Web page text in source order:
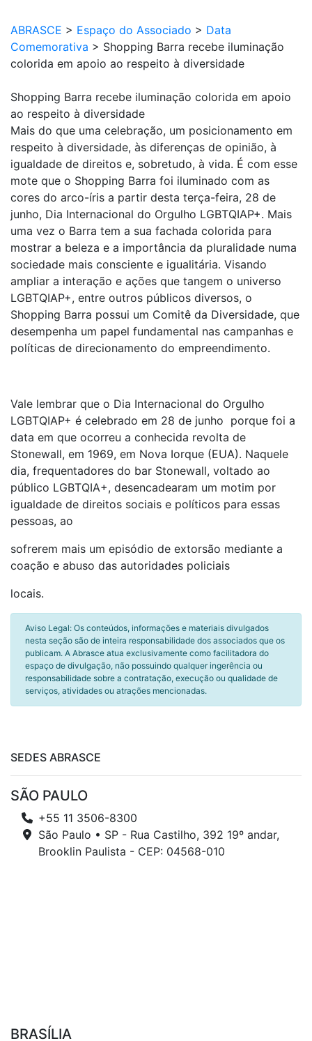
ABRASCE > Espaço do Associado > Data
Comemorativa > Shopping Barra recebe iluminação
colorida em apoio ao respeito à diversidade
Shopping Barra recebe iluminação colorida em apoio
ao respeito à diversidade
Mais do que uma celebração, um posicionamento em
respeito à diversidade, às diferenças de opinião, à
igualdade de direitos e, sobretudo, à vida. É com esse
mote que o Shopping Barra foi iluminado com as
cores do arco-íris a partir desta terça-feira, 28 de
junho, Dia Internacional do Orgulho LGBTQIAP+. Mais
uma vez o Barra tem a sua fachada colorida para
mostrar a beleza e a importância da pluralidade numa
sociedade mais consciente e igualitária. Visando
ampliar a interação e ações que tangem o universo
LGBTQIAP+, entre outros públicos diversos, o
Shopping Barra possui um Comitê da Diversidade, que
desempenha um papel fundamental nas campanhas e
políticas de direcionamento do empreendimento.
Vale lembrar que o Dia Internacional do Orgulho
LGBTQIAP+ é celebrado em 28 de junho porque foi a
data em que ocorreu a conhecida revolta de
Stonewall, em 1969, em Nova Iorque (EUA). Naquele
dia, frequentadores do bar Stonewall, voltado ao
público LGBTQIA+, desencadearam um motim por
igualdade de direitos sociais e políticos para essas
pessoas, ao
sofrerem mais um episódio de extorsão mediante a
coação e abuso das autoridades policiais
locais.
Aviso Legal: Os conteúdos, informações e materiais divulgados
nesta seção são de inteira responsabilidade dos associados que os
publicam. A Abrasce atua exclusivamente como facilitadora do
espaço de divulgação, não possuindo qualquer ingerência ou
responsabilidade sobre a contratação, execução ou qualidade de
serviços, atividades ou atrações mencionadas.
SEDES ABRASCE
SÃO PAULO
+55 11 3506-8300
São Paulo • SP - Rua Castilho, 392 19º andar,
Brooklin Paulista - CEP: 04568-010
BRASÍLIA